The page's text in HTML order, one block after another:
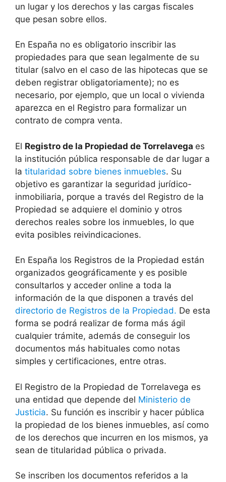
un lugar y los derechos y las cargas fiscales
que pesan sobre ellos.
En España no es obligatorio inscribir las
propiedades para que sean legalmente de su
titular (salvo en el caso de las hipotecas que se
deben registrar obligatoriamente); no es
necesario, por ejemplo, que un local o vivienda
aparezca en el Registro para formalizar un
contrato de compra venta.
El Registro de la Propiedad de Torrelavega es
la institución pública responsable de dar lugar a
la titularidad sobre bienes inmuebles. Su
objetivo es garantizar la seguridad jurídico-
inmobiliaria, porque a través del Registro de la
Propiedad se adquiere el dominio y otros
derechos reales sobre los inmuebles, lo que
evita posibles reivindicaciones.
En España los Registros de la Propiedad están
organizados geográficamente y es posible
consultarlos y acceder online a toda la
información de la que disponen a través del
directorio de Registros de la Propiedad. De esta
forma se podrá realizar de forma más ágil
cualquier trámite, además de conseguir los
documentos más habituales como notas
simples y certificaciones, entre otras.
El Registro de la Propiedad de Torrelavega es
una entidad que depende del Ministerio de
Justicia. Su función es inscribir y hacer pública
la propiedad de los bienes inmuebles, así como
de los derechos que incurren en los mismos, ya
sean de titularidad pública o privada.
Se inscriben los documentos referidos a la